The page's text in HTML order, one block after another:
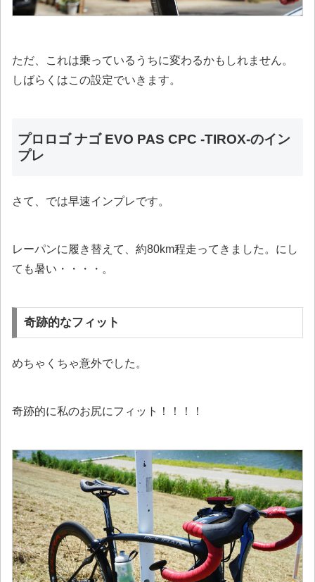
ただ、これは乗っているうちに変わるかもしれません。
しばらくはこの設定でいきます。
プロロゴ ナゴ EVO PAS CPC -TIROX-のイン
プレ
さて、では早速インプレです。
レーパンに履き替えて、約80km程走ってきました。にし
ても暑い・・・・。
奇跡的なフィット
めちゃくちゃ意外でした。
奇跡的に私のお尻にフィット！！！！